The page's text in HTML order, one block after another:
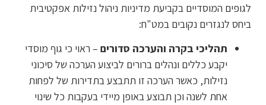
לגופים המוסדיים בקביעת מדיניות ניהול נזילות אפקטיבית
ביחס לנגזרים נקובים במט"ח:
תהליכי בקרה והערכה סדורים – ראוי כי גוף מוסדי
יקבע כללים ונהלים ברורים לביצוע הערכה של סיכוני
נזילות, כאשר הערכה זו תתבצע בתדירות של לפחות
אחת לשנה וכן תבוצע באופן מיידי בעקבות כל שינוי